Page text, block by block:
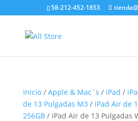
58-212-452-1853
Inicio/ Apple & Mac`s / iPad /
de 13 Pulgadas M3/ iPad Air de
256GB/ iPad Air de 13 Pulgadas